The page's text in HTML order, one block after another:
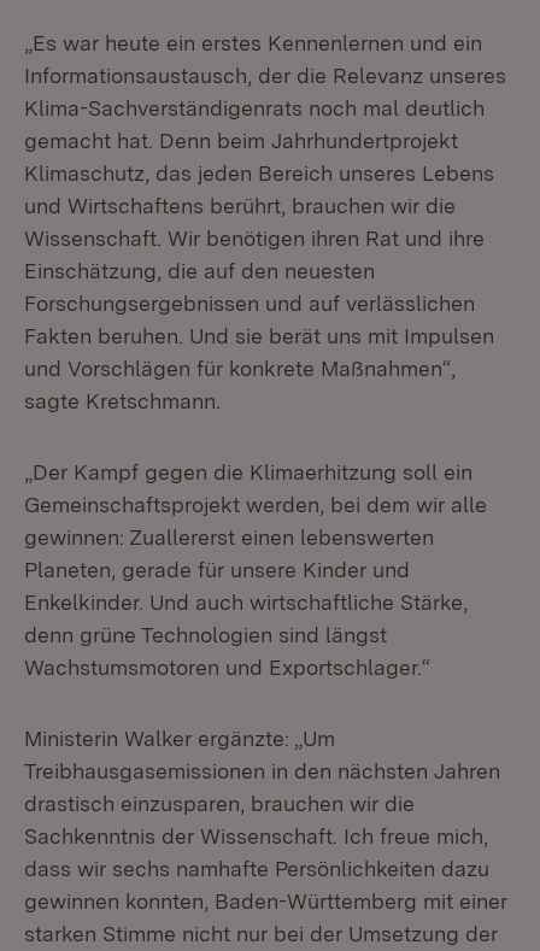
„Es war heute ein erstes Kennenlernen und ein
Informationsaustausch, der die Relevanz unseres
Klima-Sachverständigenrats noch mal deutlich
gemacht hat. Denn beim Jahrhundertprojekt
Klimaschutz, das jeden Bereich unseres Lebens
und Wirtschaftens berührt, brauchen wir die
Wissenschaft. Wir benötigen ihren Rat und ihre
Einschätzung, die auf den neuesten
Forschungsergebnissen und auf verlässlichen
Fakten beruhen. Und sie berät uns mit Impulsen
und Vorschlägen für konkrete Maßnahmen“,
sagte Kretschmann.
„Der Kampf gegen die Klimaerhitzung soll ein
Gemeinschaftsprojekt werden, bei dem wir alle
gewinnen: Zuallererst einen lebenswerten
Planeten, gerade für unsere Kinder und
Enkelkinder. Und auch wirtschaftliche Stärke,
denn grüne Technologien sind längst
Wachstumsmotoren und Exportschlager.“
Ministerin Walker ergänzte: „Um
Treibhausgasemissionen in den nächsten Jahren
drastisch einzusparen, brauchen wir die
Sachkenntnis der Wissenschaft. Ich freue mich,
dass wir sechs namhafte Persönlichkeiten dazu
gewinnen konnten, Baden-Württemberg mit einer
starken Stimme nicht nur bei der Umsetzung der